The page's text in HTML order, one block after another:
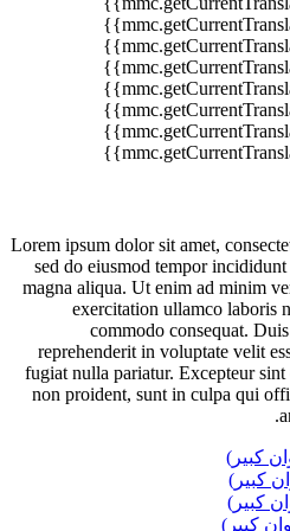
Lorem ipsum dolor sit amet,
sed do eiusmod tempor
magna aliqua. Ut enim ad minim
exercitation ullamco laboris
commodo consequat.
reprehenderit in voluptate velit
fugiat nulla pariatur. Excepteur sint
non proident, sunt in culpa qui
كبير)
كبير)
كبير)
كبير)